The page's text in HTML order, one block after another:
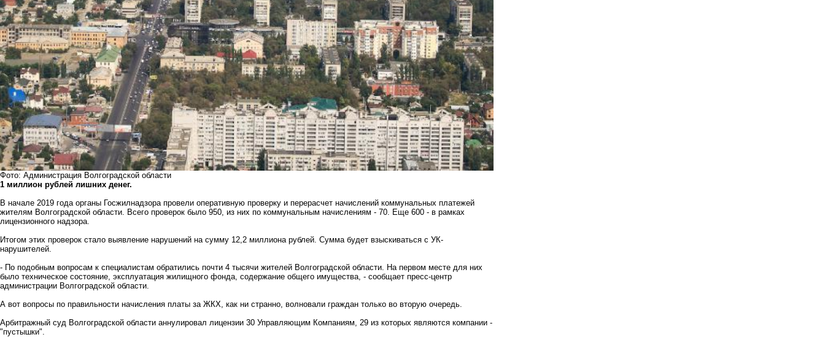
Фото: Администрация Волгоградской области
1 миллион рублей лишних денег.
В начале 2019 года органы Госжилнадзора провели оперативную проверку и перерасчет начислений коммунальных платежей
жителям Волгоградской области. Всего проверок было 950, из них по коммунальным начислениям - 70. Еще 600 - в рамках
лицензионного надзора.
Итогом этих проверок стало выявление нарушений на сумму 12,2 миллиона рублей. Сумма будет взыскиваться с УК-
нарушителей.
- По подобным вопросам к специалистам обратились почти 4 тысячи жителей Волгоградской области. На первом месте для них
было техническое состояние, эксплуатация жилищного фонда, содержание общего имущества, - сообщает пресс-центр
администрации Волгоградской области.
А вот вопросы по правильности начисления платы за ЖКХ, как ни странно, волновали граждан только во вторую очередь.
Арбитражный суд Волгоградской области аннулировал лицензии 30 Управляющим Компаниям, 29 из которых являются компании -
"пустышки".